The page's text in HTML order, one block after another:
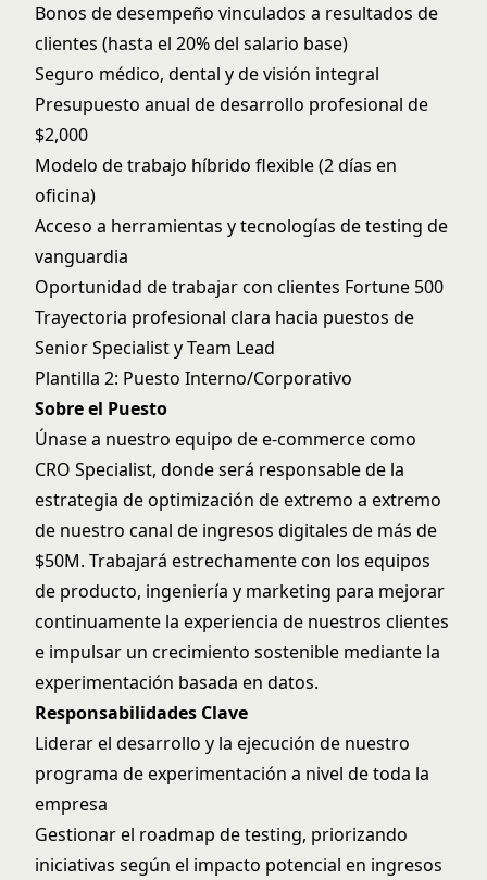
Bonos de desempeño vinculados a resultados de
clientes (hasta el 20% del salario base)
Seguro médico, dental y de visión integral
Presupuesto anual de desarrollo profesional de
$2,000
Modelo de trabajo híbrido flexible (2 días en
oficina)
Acceso a herramientas y tecnologías de testing de
vanguardia
Oportunidad de trabajar con clientes Fortune 500
Trayectoria profesional clara hacia puestos de
Senior Specialist y Team Lead
Plantilla 2: Puesto Interno/Corporativo
Sobre el Puesto
Únase a nuestro equipo de e-commerce como
CRO Specialist, donde será responsable de la
estrategia de optimización de extremo a extremo
de nuestro canal de ingresos digitales de más de
$50M. Trabajará estrechamente con los equipos
de producto, ingeniería y marketing para mejorar
continuamente la experiencia de nuestros clientes
e impulsar un crecimiento sostenible mediante la
experimentación basada en datos.
Responsabilidades Clave
Liderar el desarrollo y la ejecución de nuestro
programa de experimentación a nivel de toda la
empresa
Gestionar el roadmap de testing, priorizando
iniciativas según el impacto potencial en ingresos